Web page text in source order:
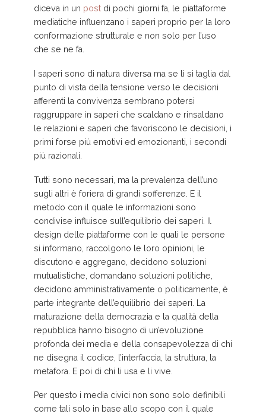
diceva in un postdi pochi giorni fa, le piattaforme
mediatiche influenzano i saperi proprio per la loro
conformazione strutturale e non solo per l’uso
che se ne fa.
I saperi sono di natura diversa ma se li si taglia dal
punto di vista della tensione verso le decisioni
afferenti la convivenza sembrano potersi
raggruppare in saperi che scaldano e rinsaldano
le relazioni e saperi che favoriscono le decisioni, i
primi forse più emotivi ed emozionanti, i secondi
più razionali.
Tutti sono necessari, ma la prevalenza dell’uno
sugli altri è foriera di grandi sofferenze. E il
metodo con il quale le informazioni sono
condivise influisce sull’equilibrio dei saperi. Il
design delle piattaforme con le quali le persone
si informano, raccolgono le loro opinioni, le
discutono e aggregano, decidono soluzioni
mutualistiche, domandano soluzioni politiche,
decidono amministrativamente o politicamente, è
parte integrante dell’equilibrio dei saperi. La
maturazione della democrazia e la qualità della
repubblica hanno bisogno di un’evoluzione
profonda dei media e della consapevolezza di chi
ne disegna il codice, l’interfaccia, la struttura, la
metafora. E poi di chi li usa e li vive.
Per questo i media civici non sono solo definibili
come tali solo in base allo scopo con il quale